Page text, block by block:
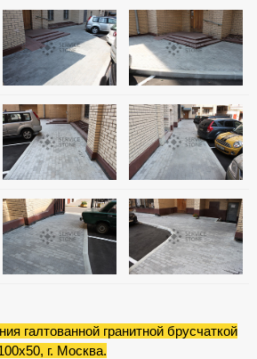
галтованной гранитной брусчаткой
г. Москва.